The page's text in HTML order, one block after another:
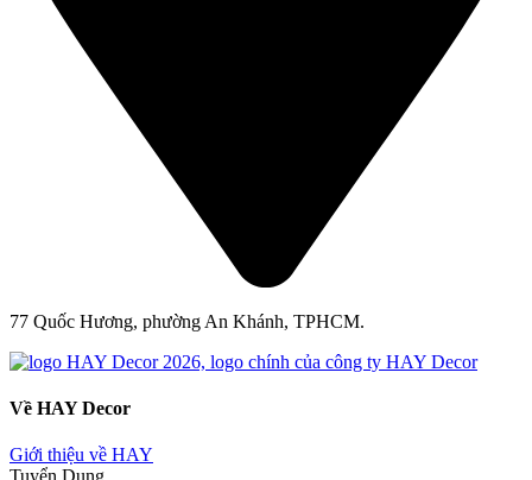
77 Quốc Hương, phường An Khánh, TPHCM.
Về HAY Decor
Giới thiệu về HAY